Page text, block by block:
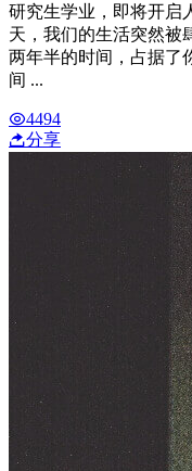
研究生学业，即将开启
天，我们的生活突然被
两年半的时间，占据了
间 ...
4494
分享